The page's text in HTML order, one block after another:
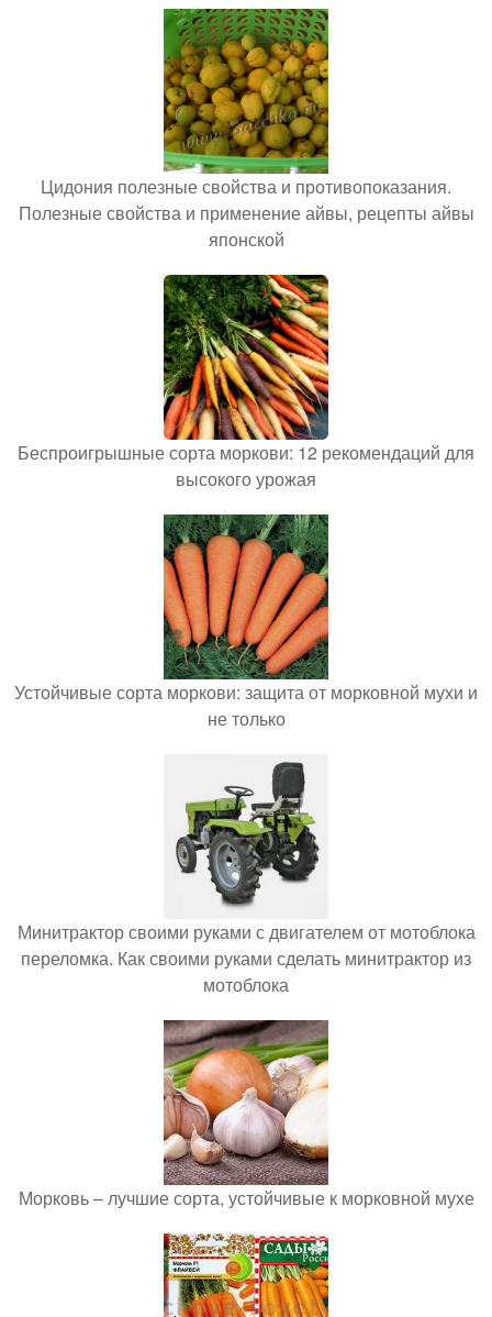
Цидония полезные свойства и противопоказания.
Полезные свойства и применение айвы, рецепты айвы
японской
Беспроигрышные сорта моркови: 12 рекомендаций для
высокого урожая
Устойчивые сорта моркови: защита от морковной мухи и
не только
Минитрактор своими руками с двигателем от мотоблока
переломка. Как своими руками сделать минитрактор из
мотоблока
Морковь – лучшие сорта, устойчивые к морковной мухе